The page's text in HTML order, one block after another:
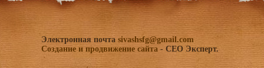
Электронная почта sivashsfg@gmail.com
Создание и продвижение сайта - СЕО Эксперт.